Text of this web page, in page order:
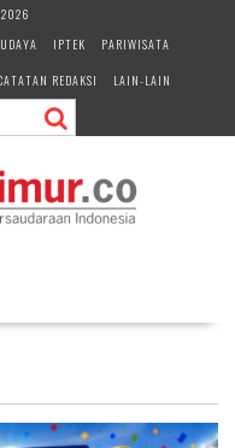
2026
IPTEK
PARIWISATA
REDAKSI LAIN-LAIN